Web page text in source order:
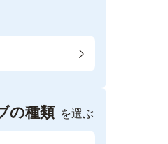
の種類 を選ぶ